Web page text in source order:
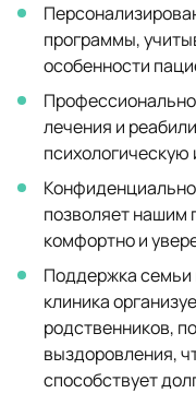
программы,
особенности
лечения и
позволяет нашим
комфортно и
Поддержка семьи
клиника
родственников,
выздоровления,
способствует